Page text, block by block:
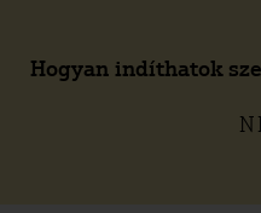
Hogyan indíthatok